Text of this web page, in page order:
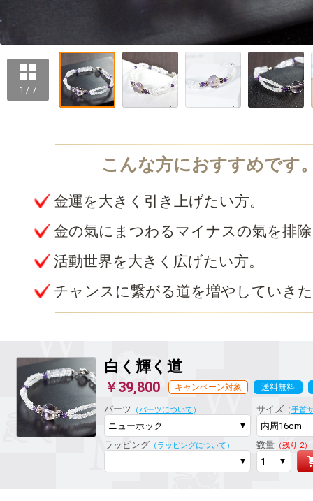
1 / 7
金運を大きく引き上げたい方。
金の氣にまつわるマイナスの氣を排
活動世界を大きく広げたい方。
チャンスに繋がる道を増やしていき
白く輝く道
￥39,800 キャンペーン対象
送料無料
ラッピング対応
パーツ （パーツについて ） サイズ （手首
ラッピング （ ラッピングについて ） 数量（残り 2）